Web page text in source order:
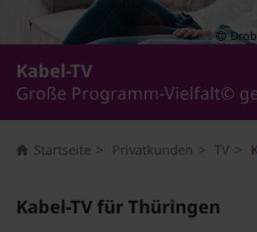
Kabel-TV
Große Programm-Vielfalt©
Startseite Privatkunden TV
Kabel-TV für Thüringen